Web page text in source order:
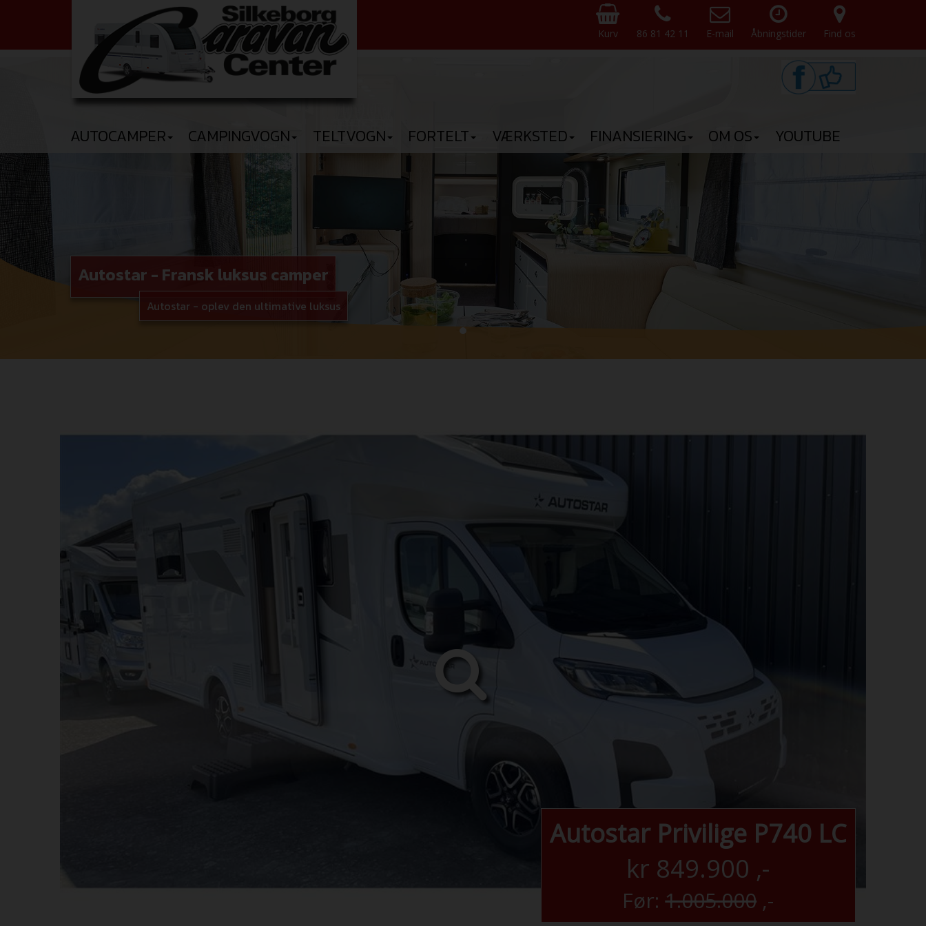
Kurv 86 81 42 11 E-mail Åbningstider Find os
AUTOCAMPER CAMPINGVOGN TELTVOGN FORTELT VÆRKSTED FINANSIERING OM OS YOUTUBE
Autostar - Fransk luksus camper
Autostar - oplev den ultimative luksus
Autostar Privilige P740 LC
kr 849.900 ,-
Før:1.005.000 ,-